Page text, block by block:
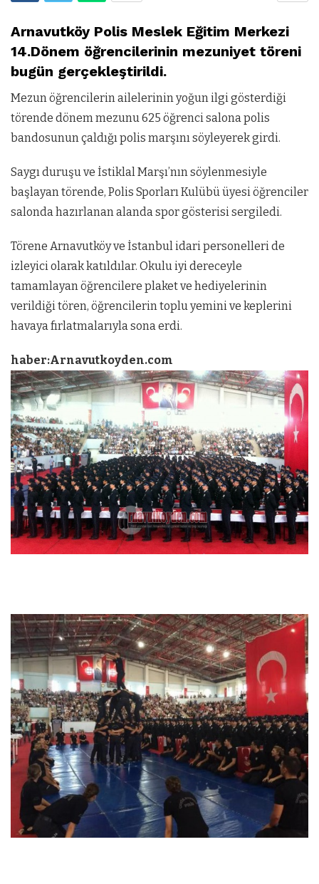
Arnavutköy Polis Meslek Eğitim Merkezi
14.Dönem öğrencilerinin mezuniyet töreni
bugün gerçekleştirildi.
Mezun öğrencilerin ailelerinin yoğun ilgi gösterdiği
törende dönem mezunu 625 öğrenci salona polis
bandosunun çaldığı polis marşını söyleyerek girdi.
Saygı duruşu ve İstiklal Marşı’nın söylenmesiyle
başlayan törende, Polis Sporları Kulübü üyesi öğrenciler
salonda hazırlanan alanda spor gösterisi sergiledi.
Törene Arnavutköy ve İstanbul idari personelleri de
izleyici olarak katıldılar. Okulu iyi dereceyle
tamamlayan öğrencilere plaket ve hediyelerinin
verildiği tören, öğrencilerin toplu yemini ve keplerini
havaya fırlatmalarıyla sona erdi.
haber:Arnavutkoyden.com